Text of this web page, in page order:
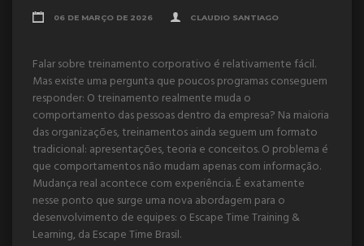
06 DE MARÇO DE 2026 CLAUDIO SANTIAGO
Falar sobre treinamento corporativo é relativamente fácil.
Mas existe uma pergunta que poucos programas conseguem
responder: O treinamento realmente muda o
comportamento das pessoas dentro da empresa? Na maioria
das organizações, treinamentos ainda seguem um formato
tradicional: apresentações, teoria e conceitos. O problema é
que comportamentos não mudam apenas com informação.
Mudança real acontece com experiência. É exatamente
nesse ponto que surge uma nova abordagem para o
desenvolvimento de equipes: o Escape Time Training &
Learning, da Escape Time Brasil.